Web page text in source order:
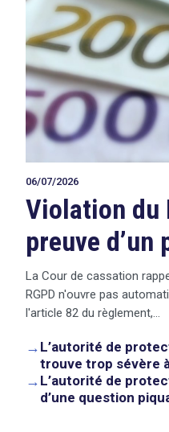
06/07/2026
Violation du
preuve
La Cour de cassation
RGPD n'ouvre pas
l'article 82 du règlement,…
→ L’autorité de
trouve trop sévère
→ L’autorité de
d’une question